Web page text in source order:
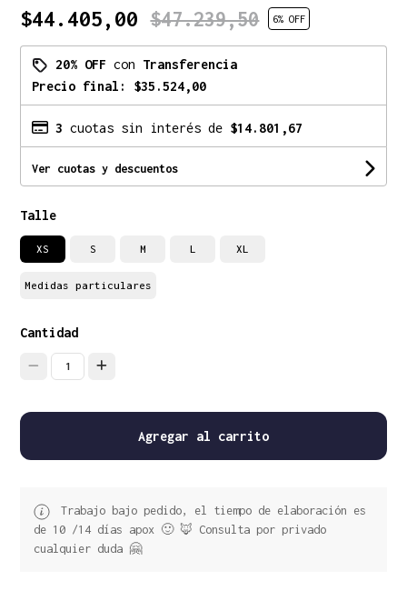
$44.405,00$47.239,50 6% OFF
20% OFF con Transferencia
Precio final: $35.524,00
3 cuotas sin interés de $14.801,67
Ver cuotas y descuentos
Talle
XS S M L XL
Medidas particulares
Cantidad
1
Agregar al carrito
Trabajo bajo pedido, el tiempo de elaboración es
de 10 /14 días apox 🙂 🦊 Consulta por privado
cualquier duda 🤗